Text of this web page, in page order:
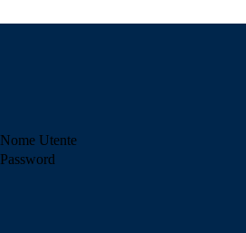
Nome Utente
Password